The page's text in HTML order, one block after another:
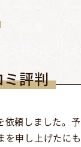
評判
頼しました。
申し上げたに